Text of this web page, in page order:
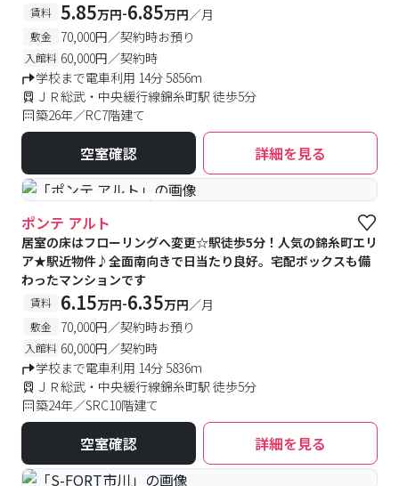
という時も安心♪
賃料 5.85万円-6.85万円／月
敷金 70,000円／契約時お預り
入館料 60,000円／契約時
学校まで電車利用 14分 5856m
ＪＲ総武・中央緩行線錦糸町駅 徒歩5分
築26年／RC7階建て
空室確認 詳細を見る
#予約受付中 #空室待ち
ポンテ アルト
居室の床はフローリングへ変更☆駅徒歩5分！人気の錦糸町エリ
ア★駅近物件♪全面南向きで日当たり良好。宅配ボックスも備
わったマンションです
賃料 6.15万円-6.35万円／月
敷金 70,000円／契約時お預り
入館料 60,000円／契約時
学校まで電車利用 14分 5836m
ＪＲ総武・中央緩行線錦糸町駅 徒歩5分
築24年／SRC10階建て
空室確認 詳細を見る